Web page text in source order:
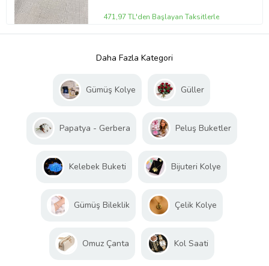
471,97 TL'den Başlayan Taksitlerle
Daha Fazla Kategori
Gümüş Kolye Güller
Papatya - Gerbera Peluş Buketler
Kelebek Buketi Bijuteri Kolye
Gümüş Bileklik Çelik Kolye
Omuz Çanta Kol Saati